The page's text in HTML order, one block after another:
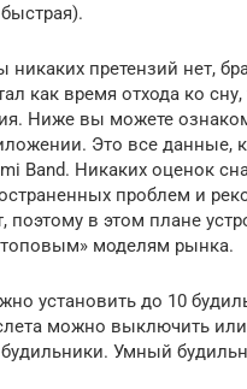
никаких претензий нет,
как время отхода ко сну,
Ниже вы можете
Это все данные,
Band. Никаких оценок
проблем и
поэтому в этом плане
моделям рынка.
установить до 10
можно выключить
Умный